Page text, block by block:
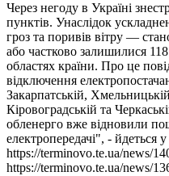
Через негоду в Україні
пунктів. Унаслідок
гроз та поривів вітру —
або частково залишилися
областях країни. Про це
відключення
Закарпатській,
Кіровоградській та
обленерго вже відновили
електропередачі", - йдеться
https://terminovo.te.ua/news/
https://terminovo.te.ua/news/